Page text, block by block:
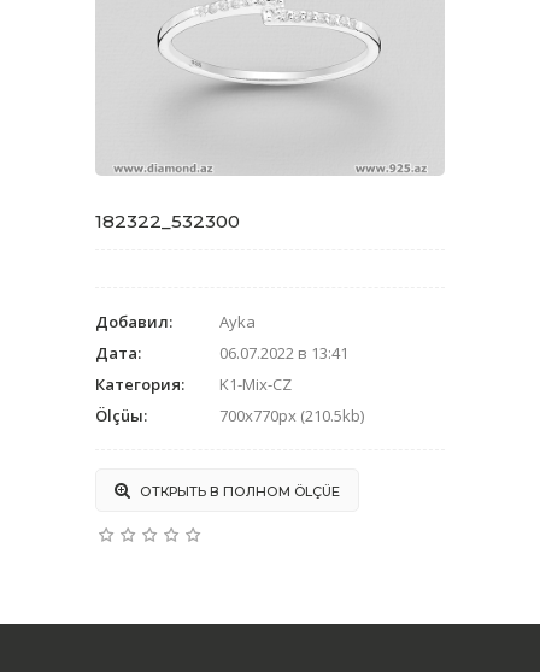
182322_532300
Добавил:
Ayka
Дата:
06.07.2022 в 13:41
Категория:
K1-Mix-CZ
Ölçüы:
700x770px (210.5kb)
ОТКРЫТЬ В ПОЛНОМ ÖLÇÜЕ